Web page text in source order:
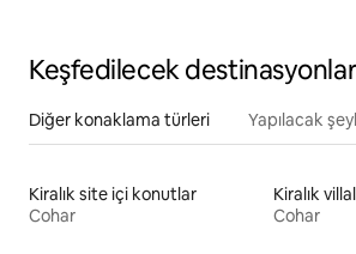
Keşfedilecek destinasyonlar
Diğer konaklama türleri Yapılacak
Kiralık site içi konutlar
Cohar
Kiralık
Cohar